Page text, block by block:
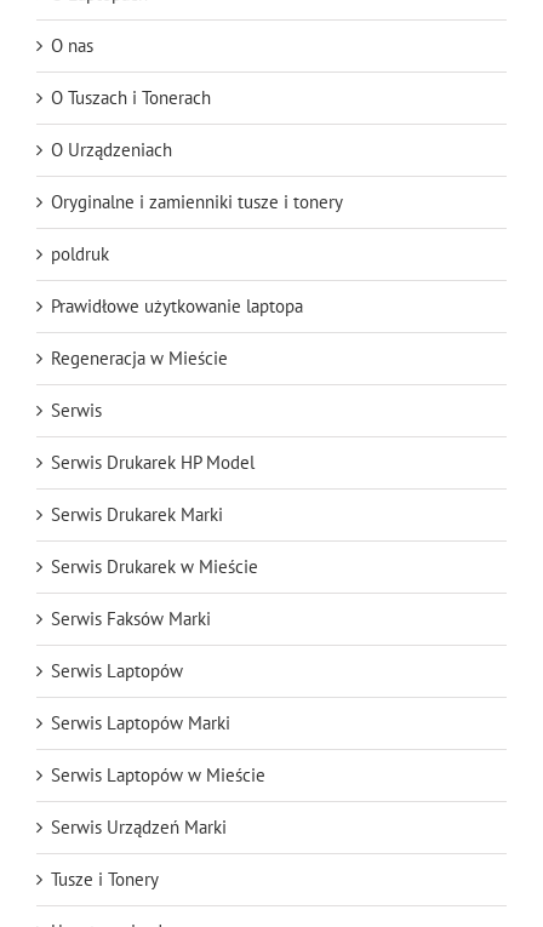
O nas
O Tuszach i Tonerach
O Urządzeniach
Oryginalne i zamienniki tusze i tonery
poldruk
Prawidłowe użytkowanie laptopa
Regeneracja w Mieście
Serwis
Serwis Drukarek HP Model
Serwis Drukarek Marki
Serwis Drukarek w Mieście
Serwis Faksów Marki
Serwis Laptopów
Serwis Laptopów Marki
Serwis Laptopów w Mieście
Serwis Urządzeń Marki
Tusze i Tonery